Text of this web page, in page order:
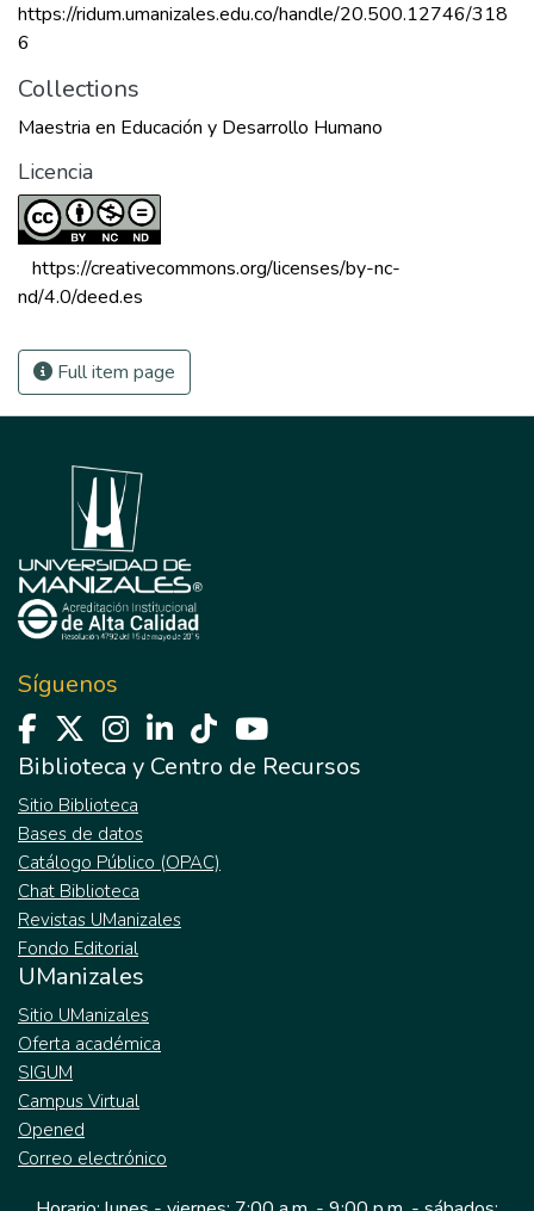
https://ridum.umanizales.edu.co/handle/20.500.12746/318
6
Collections
Maestria en Educación y Desarrollo Humano
Licencia
https://creativecommons.org/licenses/by-nc-
nd/4.0/deed.es
Full item page
Síguenos
Biblioteca y Centro de Recursos
Sitio Biblioteca
Bases de datos
Catálogo Público (OPAC)
Chat Biblioteca
Revistas UManizales
Fondo Editorial
UManizales
Sitio UManizales
Oferta académica
SIGUM
Campus Virtual
Opened
Correo electrónico